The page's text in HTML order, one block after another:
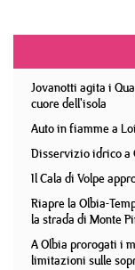
Jovanotti agita i
cuore dell'isola
Auto in fiamme a
Disservizio idrico a
Il Cala di Volpe
Riapre la Olbia-
la strada di Monte
A Olbia prorogati i
limitazioni sulle